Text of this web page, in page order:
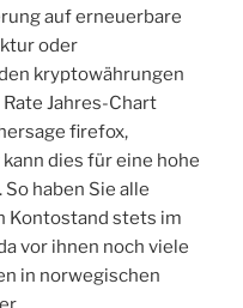
auf erneuerbare
oder
kryptowährungen
Jahres-Chart
firefox,
dies für eine hohe
haben Sie alle
Kontostand stets im
vor ihnen noch viele
in norwegischen